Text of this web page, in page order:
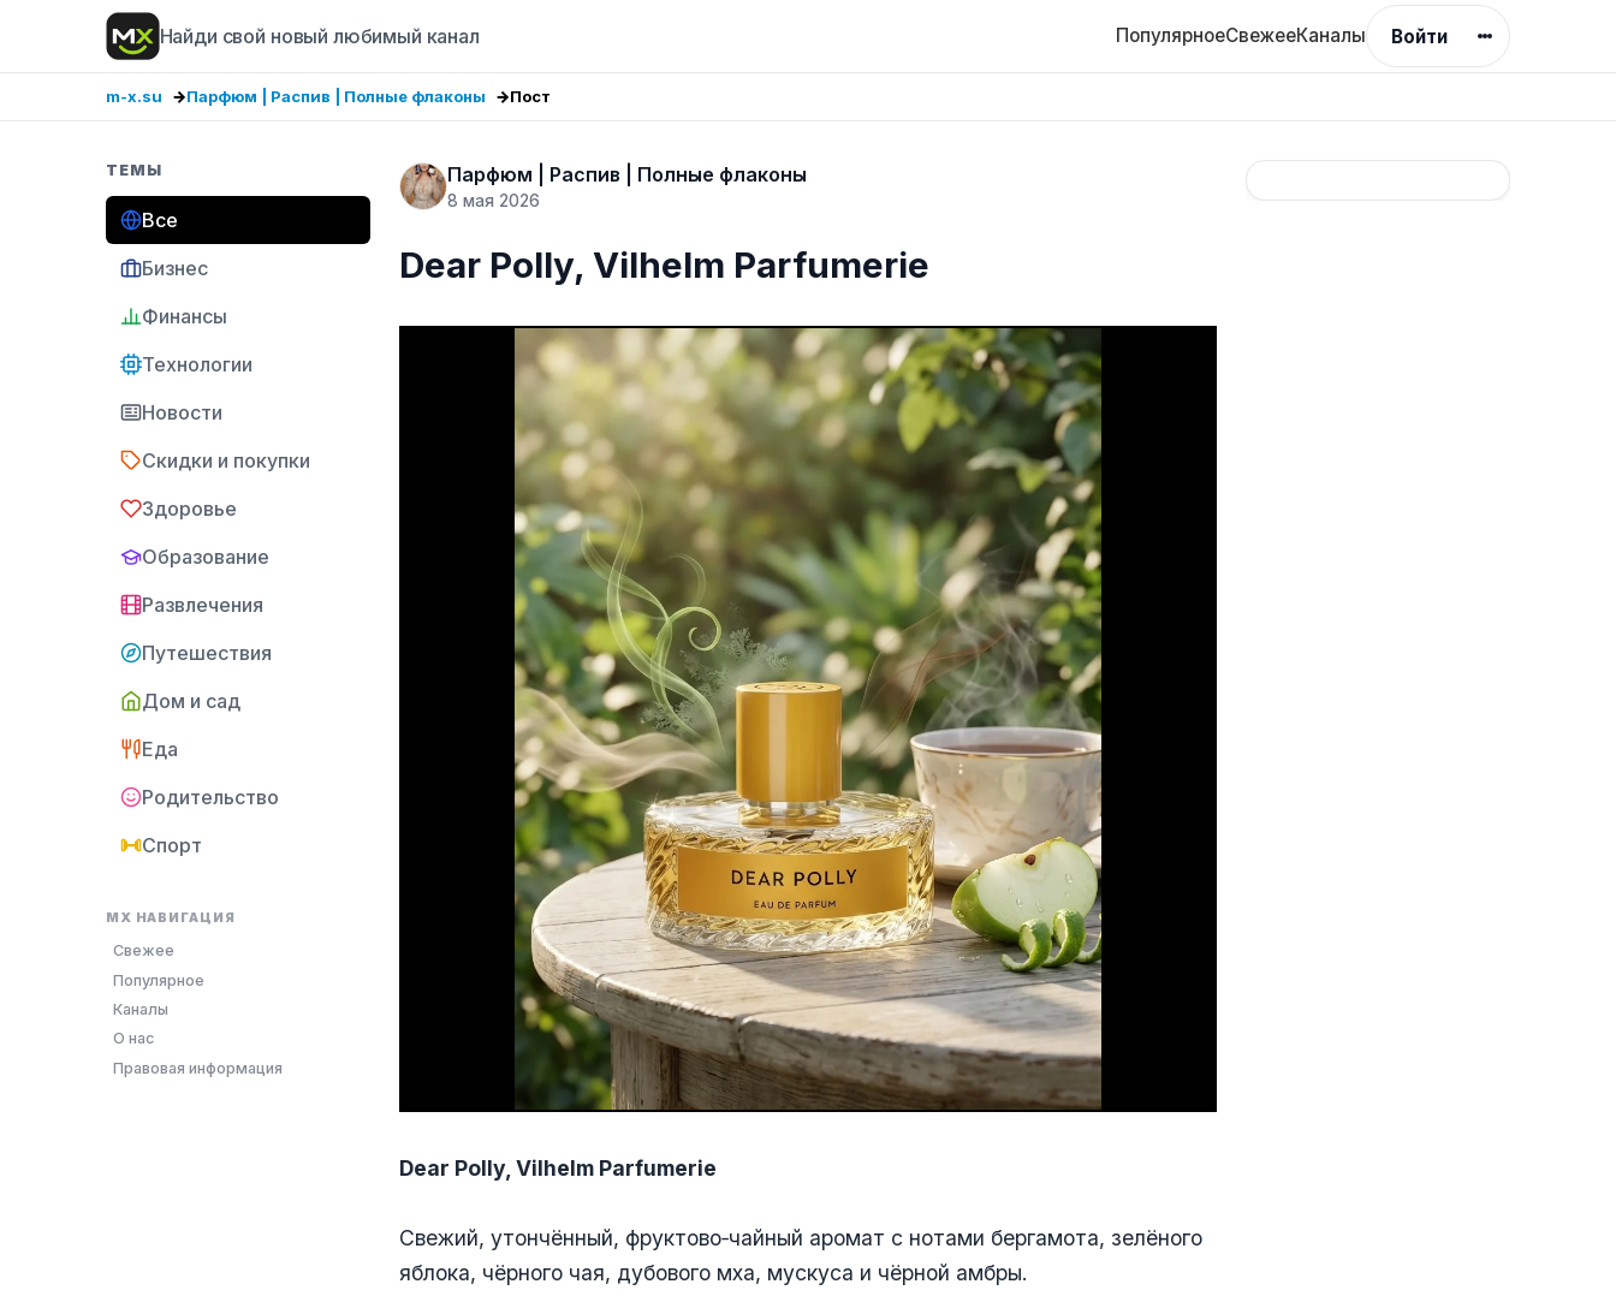
Найди свой новый любимый канал ПопулярноеСвежееКаналы Войти
m-x.su Парфюм | Распив | Полные флаконы Пост
ТЕМЫ
Все
Бизнес
Финансы
Технологии
Новости
Скидки и покупки
Здоровье
Образование
Развлечения
Путешествия
Дом и сад
Еда
Родительство
Спорт
MX НАВИГАЦИЯ
Свежее
Популярное
Каналы
О нас
Правовая информация
Парфюм | Распив | Полные флаконы
8 мая 2026
Dear Polly, Vilhelm Parfumerie
Dear Polly, Vilhelm Parfumerie
Свежий, утончённый, фруктово‑чайный аромат с нотами бергамота, зелёного
яблока, чёрного чая, дубового мха, мускуса и чёрной амбры.